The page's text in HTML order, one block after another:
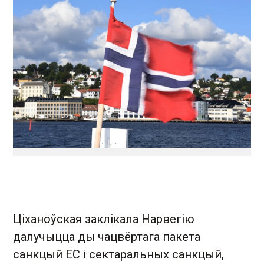
Ціханоўская заклікала Нарвегію
далучыцца ды чацвёртага пакета
санкцый ЕС і сектаральных санкцый,